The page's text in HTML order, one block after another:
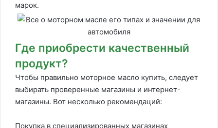
марок.
Где приобрести качественный
продукт?
Чтобы правильно моторное масло купить, следует
выбирать проверенные магазины и интернет-
магазины. Вот несколько рекомендаций:
Покупка в специализированных магазинах